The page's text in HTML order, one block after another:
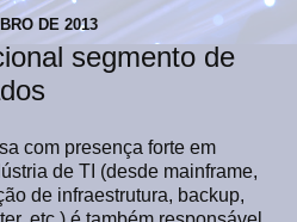
DE 2013
segmento de
com presença forte em
de TI (desde mainframe,
de infraestrutura, backup,